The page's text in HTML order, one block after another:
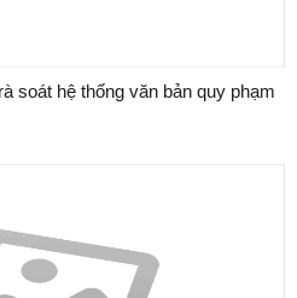
soát hệ thống văn bản quy phạm